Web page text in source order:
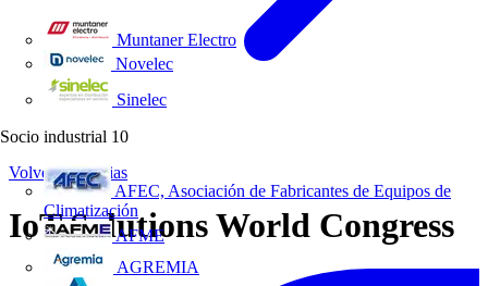
Muntaner Electro
Novelec
Sinelec
Socio industrial 10
AFEC, Asociación de Fabricantes de Equipos de
Climatización
AFME
AGREMIA
Volver a Noticias
IoT Solutions World Congress